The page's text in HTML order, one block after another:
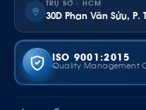
TRỤ SỞ · HCM
30D Phan Văn Sửu, P.
ISO 9001:2015
Quality Management